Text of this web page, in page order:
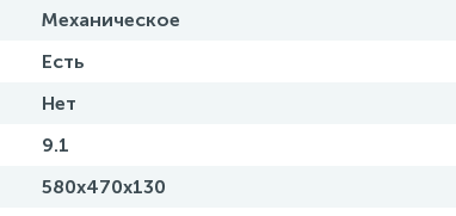
Механическое
Есть
Нет
9.1
580x470x130